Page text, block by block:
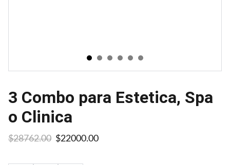
3 Combo para Estetica, Spa
o Clinica
$28762.00 $22000.00